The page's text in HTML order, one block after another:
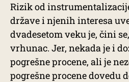
Rizik od
države i njenih interesa
dvadesetom veku je, čini
vrhunac. Jer, nekada je i
pogrešne procene, ali je
pogrešne procene dovedu